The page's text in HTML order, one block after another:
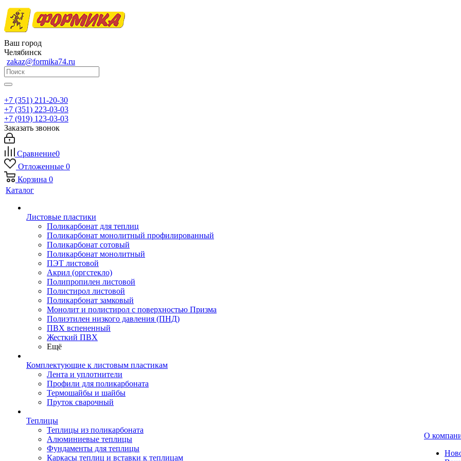
Ваш город
Челябинск
zakaz@formika74.ru
+7 (351) 211-20-30
+7 (351) 223-03-03
+7 (919) 123-03-03
Заказать звонок
Сравнение0
Отложенные 0
Корзина 0
Каталог
Листовые пластики
Поликарбонат для теплиц
Поликарбонат монолитный профилированный
Поликарбонат сотовый
Поликарбонат монолитный
ПЭТ листовой
Акрил (оргстекло)
Полипропилен листовой
Полистирол листовой
Поликарбонат замковый
Монолит и полистирол с поверхностью Призма
Полиэтилен низкого давления (ПНД)
ПВХ вспененный
Жесткий ПВХ
Ещё
Комплектующие к листовым пластикам
Лента и уплотнители
Профили для поликарбоната
Термошайбы и шайбы
Пруток сварочный
Теплицы
Теплицы из поликарбоната
Алюминиевые теплицы
Фундаменты для теплицы
Каркасы теплиц и вставки к теплицам
О